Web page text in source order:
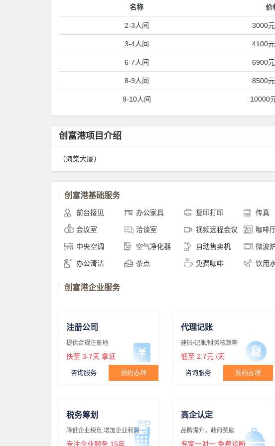
名称 价
2-3人间 3000
3-4人间 4100
6-7人间 6900
8-9人间 8500
9-10人间 10000
创富港项目介绍
（海棠大厦）
创富港基础服务
前台接见 办公家具 复印打印 传真
会议室 洽谈室 视频远程会议 咖啡
中央空调 空气净化器 自动售卖机 微波
办公清洁 茶点 免费咖啡 饮用
创富港企业服务
注册公司
提供合规注册地
快至 3-7天 拿证
咨询服务 预约办理
代理记账
建账/记账/财务核算等
低至 2.7元 /天
咨询服务 预约办理
税务筹划
降低企业税负,增加企业利润
专注企业服务 15年
高企认定
品牌提升，政府奖励
专家一对一 免费诊断